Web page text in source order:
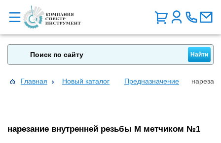
Главная Новый каталог Предназначение
нарезание внутренней резьбы М метчиком №1